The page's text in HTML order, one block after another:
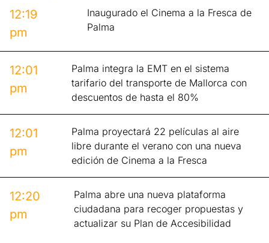
12:19
pm
Inaugurado el Cinema a la Fresca de
Palma
12:01
pm
Palma integra la EMT en el sistema
tarifario del transporte de Mallorca con
descuentos de hasta el 80%
12:01
pm
Palma proyectará 22 películas al aire
libre durante el verano con una nueva
edición de Cinema a la Fresca
12:20
pm
Palma abre una nueva plataforma
ciudadana para recoger propuestas y
actualizar su Plan de Accesibilidad